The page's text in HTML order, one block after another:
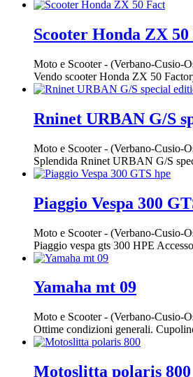
Scooter Honda ZX
Moto e Scooter- (Verbano-Cusio-
Vendo scooter Honda ZX 50
Rninet URBAN G/S
Moto e Scooter- (Verbano-Cusio-
Splendida Rninet URBAN G/S
Piaggio Vespa 300
Moto e Scooter- (Verbano-Cusio-
Piaggio vespa gts 300 HPE
Yamaha mt 09
Moto e Scooter- (Verbano-Cusio-
Ottime condizioni generali.
Motoslitta polaris 800